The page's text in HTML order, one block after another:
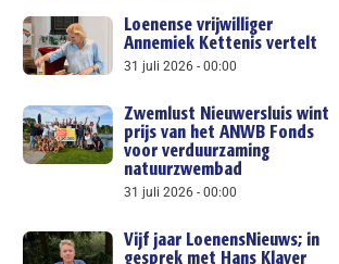
Loenense vrijwilliger
Annemiek Kettenis vertelt
31 juli 2026 00:00
Zwemlust Nieuwersluis wint
prijs van het ANWB Fonds
voor verduurzaming
natuurzwembad
31 juli 2026 00:00
Vijf jaar LoenensNieuws; in
gesprek met Hans Klaver